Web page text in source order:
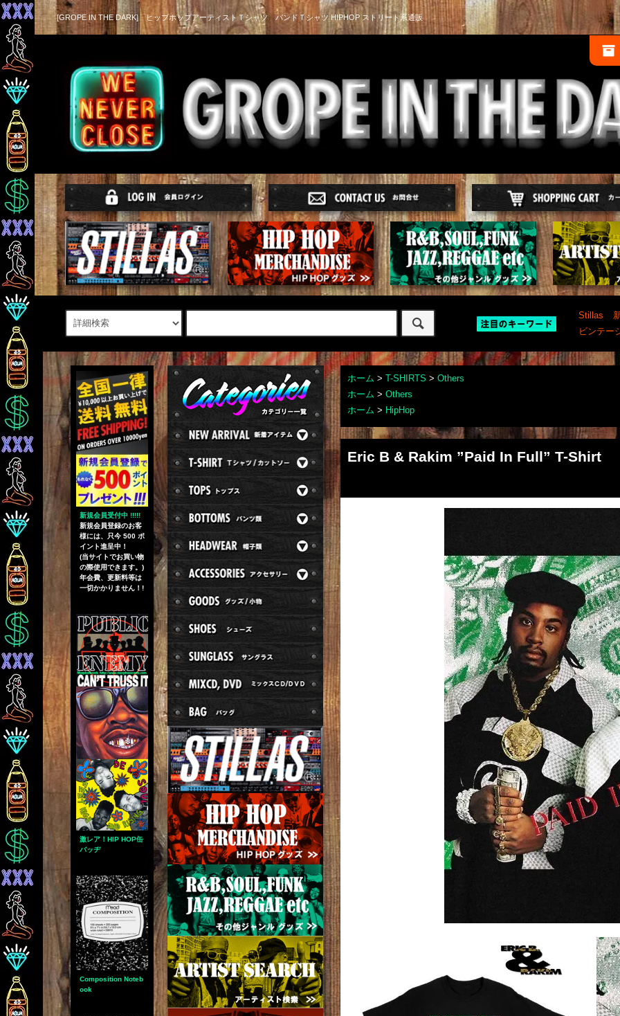
[GROPE IN THE DARK] ヒップホップアーティストＴシャツ バンドＴシャツ HIPHOP ストリート系通販
Stillas
ビンテー
新規会員受付中 !!!!!
新規会員登録のお客
様には、只今 500 ポ
イント進呈中！
(当サイトでお買い物
の際使用できます。)
年会費、更新料等は
一切かかりません！!
激レア！HIP HOP缶
バッヂ
Composition Noteb
ook
ホーム > T-SHIRTS > Others
ホーム > Others
ホーム > HipHop
Eric B & Rakim ”Paid In Full” T-Shirt